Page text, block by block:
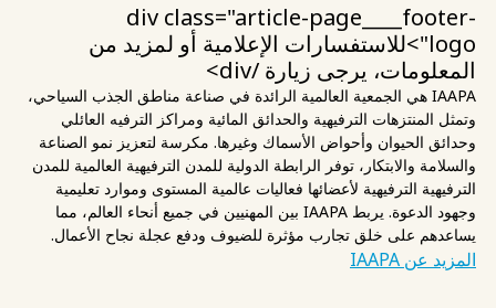
div class="article-page____footer-
logo">للاستفسارات الإعلامية أو لمزيد من
المعلومات، يرجى زيارة /div>
IAAPA هي الجمعية العالمية الرائدة في صناعة مناطق الجذب السياحي،
وتمثل المنتزهات الترفيهية والحدائق المائية ومراكز الترفيه العائلي
وحدائق الحيوان وأحواض الأسماك وغيرها. مكرسة لتعزيز نمو الصناعة
والسلامة والابتكار، توفر الرابطة الدولية للمدن الترفيهية العالمية للمدن
الترفيهية الترفيهية لأعضائها فعاليات عالمية المستوى وموارد تعليمية
وجهود الدعوة. يربط IAAPA بين المهنيين في جميع أنحاء العالم، مما
يساعدهم على خلق تجارب مؤثرة للضيوف ودفع عجلة نجاح الأعمال.
المزيد عن IAAPA